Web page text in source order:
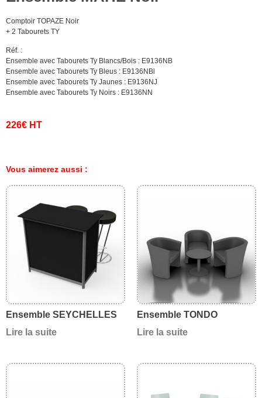
Comptoir TOPAZE Noir
+ 2 Tabourets TY
Réf. :
Ensemble avec Tabourets Ty Blancs/Bois : E9136NB
Ensemble avec Tabourets Ty Bleus : E9136NBl
Ensemble avec Tabourets Ty Jaunes : E9136NJ
Ensemble avec Tabourets Ty Noirs : E9136NN
226€ HT
Vous aimerez aussi :
Ensemble SEYCHELLES
Lire la suite
Ensemble TONDO
Lire la suite